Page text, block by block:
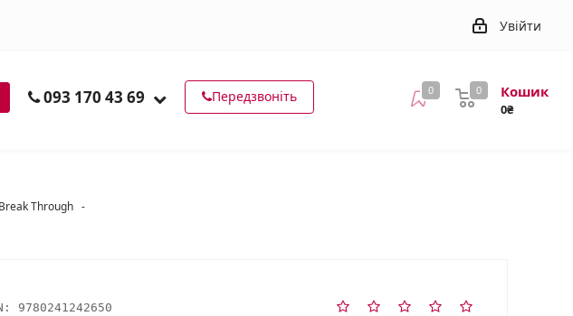
Увійти
093 170 43 69 Передзвоніть 0 Кошик
0₴
0
Through -
9780241242650